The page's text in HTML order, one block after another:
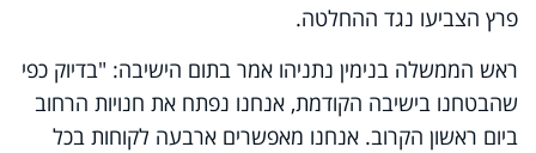
פרץ הצביעו נגד ההחלטה.
ראש הממשלה בנימין נתניהו אמר בתום הישיבה: "בדיוק כפי
שהבטחנו בישיבה הקודמת, אנחנו נפתח את חנויות הרחוב
ביום ראשון הקרוב. אנחנו מאפשרים ארבעה לקוחות בכל